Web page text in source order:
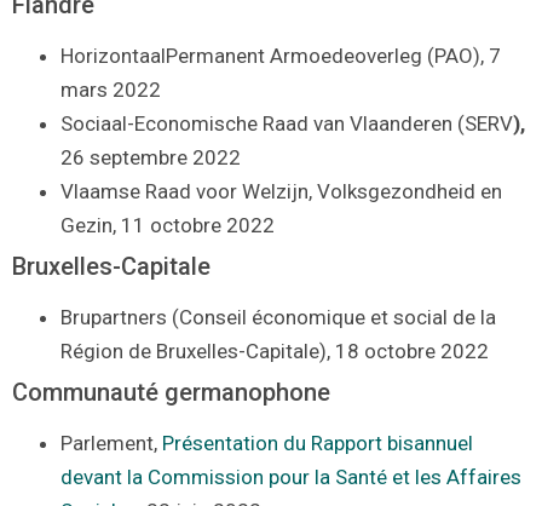
HorizontaalPermanent Armoedeoverleg (PAO), 7
mars 2022
Sociaal-Economische Raad van Vlaanderen (SERV),
26 septembre 2022
Vlaamse Raad voor Welzijn, Volksgezondheid en
Gezin, 11 octobre 2022
Bruxelles-Capitale
Brupartners (Conseil économique et social de la
Région de Bruxelles-Capitale), 18 octobre 2022
Communauté germanophone
Parlement, Présentation du Rapport bisannuel
devant la Commission pour la Santé et les Affaires